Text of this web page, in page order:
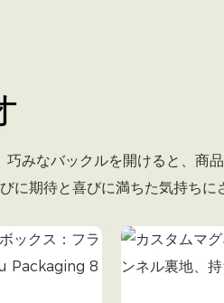
みなバックルを開けると、商
期待と喜びに満ちた気持ちに